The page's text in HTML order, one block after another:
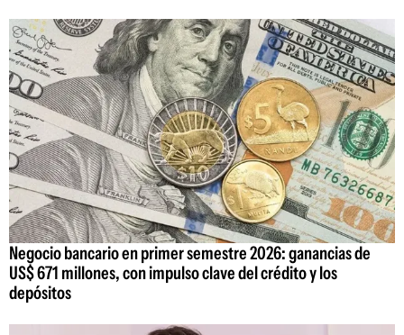
Negocio bancario en primer semestre 2026: ganancias de
US$ 671 millones, con impulso clave del crédito y los
depósitos